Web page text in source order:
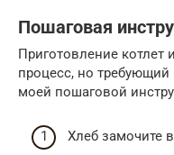
Пошаговая
Приготовление
процесс, но
моей пошаговой
Хлеб замочите